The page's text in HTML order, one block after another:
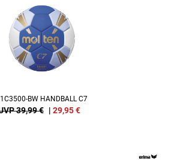
BW HANDBALL C7
39,99 € | 29,95€